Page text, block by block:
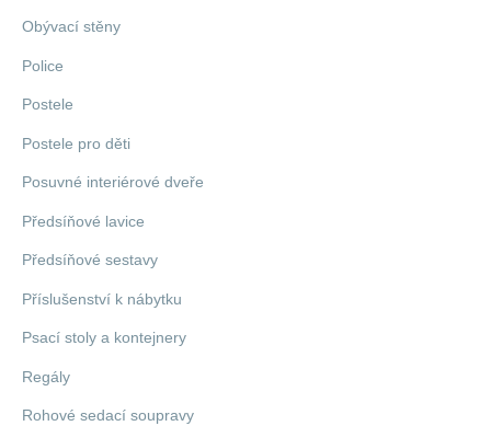
Obývací stěny
Police
Postele
Postele pro děti
Posuvné interiérové dveře
Předsíňové lavice
Předsíňové sestavy
Příslušenství k nábytku
Psací stoly a kontejnery
Regály
Rohové sedací soupravy